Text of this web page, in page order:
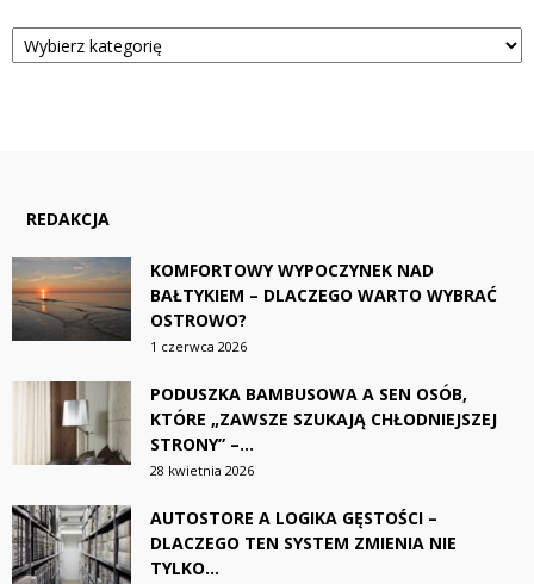
Kategorie
REDAKCJA
KOMFORTOWY WYPOCZYNEK NAD
BAŁTYKIEM – DLACZEGO WARTO WYBRAĆ
OSTROWO?
1 czerwca 2026
PODUSZKA BAMBUSOWA A SEN OSÓB,
KTÓRE „ZAWSZE SZUKAJĄ CHŁODNIEJSZEJ
STRONY” –...
28 kwietnia 2026
AUTOSTORE A LOGIKA GĘSTOŚCI –
DLACZEGO TEN SYSTEM ZMIENIA NIE
TYLKO...